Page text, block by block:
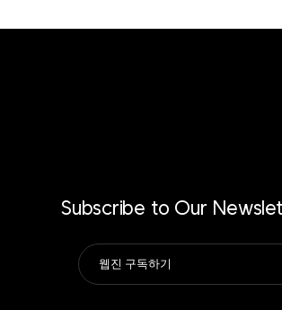
Subscribe to Our
Alternative: